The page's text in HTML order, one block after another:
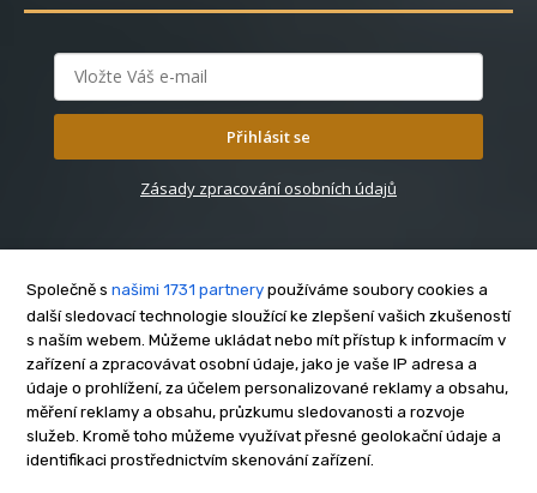
Přihlásit se
Zásady zpracování osobních údajů
O nás
Kontakt
Reklama
Zásady soukromí
Společně s našimi 1731 partnery používáme soubory cookies a
další sledovací technologie sloužící ke zlepšení vašich zkušeností
s naším webem. Můžeme ukládat nebo mít přístup k informacím v
zařízení a zpracovávat osobní údaje, jako je vaše IP adresa a
údaje o prohlížení, za účelem personalizované reklamy a obsahu,
měření reklamy a obsahu, průzkumu sledovanosti a rozvoje
služeb. Kromě toho můžeme využívat přesné geolokační údaje a
identifikaci prostřednictvím skenování zařízení.